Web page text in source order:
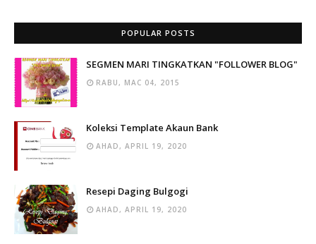
POPULAR POSTS
SEGMEN MARI TINGKATKAN "FOLLOWER BLOG"
RABU, MAC 04, 2015
Koleksi Template Akaun Bank
AHAD, APRIL 19, 2020
Resepi Daging Bulgogi
AHAD, APRIL 19, 2020